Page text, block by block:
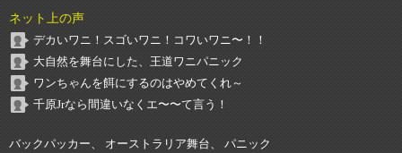
ネット上の声
デカいワニ！スゴいワニ！コワいワニ〜！！
大自然を舞台にした、王道ワニパニック
ワンちゃんを餌にするのはやめてくれ～
千原Jrなら間違いなくエ〜〜て言う！
バックパッカー、 オーストラリア舞台、 パニック